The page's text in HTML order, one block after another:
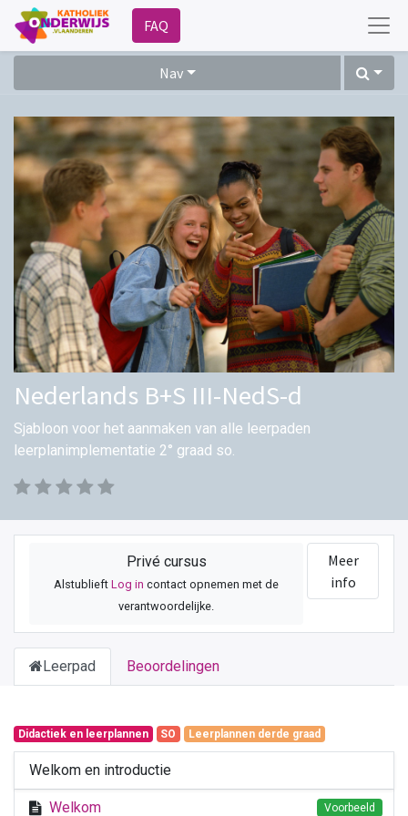
FAQ
Nav
Nederlands B+S III-NedS-d
Sjabloon voor het aanmaken van alle leerpaden
leerplanimplementatie 2° graad so.
Privé cursus
AlstublieftLog in contact opnemen met de
verantwoordelijke.
Meer
info
Leerpad Beoordelingen
Didactiek en leerplannen SO Leerplannen derde graad
Welkom en introductie
Welkom Voorbeeld